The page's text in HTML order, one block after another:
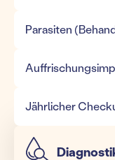
Parasiten
Jährlicher